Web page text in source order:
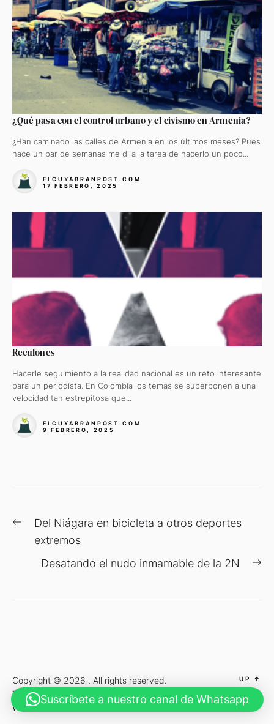
¿Qué pasa con el control urbano y el civismo en Armenia?
¿Han caminado las calles de Armenia en los últimos meses? Pues
hace un par de semanas me di a la tarea de hacerlo un poco...
ELCUYABRANPOST.COM
17 FEBRERO, 2025
Reculones
Hacerle seguimiento a la realidad nacional es un reto interesante
para un periodista. En Colombia los temas se superponen a una
velocidad tan estrepitosa que...
ELCUYABRANPOST.COM
9 FEBRERO, 2025
Navegación
entradas
Previous
post:
Del Niágara en bicicleta a otros deportes
extremos
Desatando el nudo inmamable de la 2N
Copyright © 2026 . All rights reserved.
Theme: Cobber By
ThemeInWP.
Powered by
WordPress.
UP ↑
Suscríbete a nuestro canal de Whatsapp